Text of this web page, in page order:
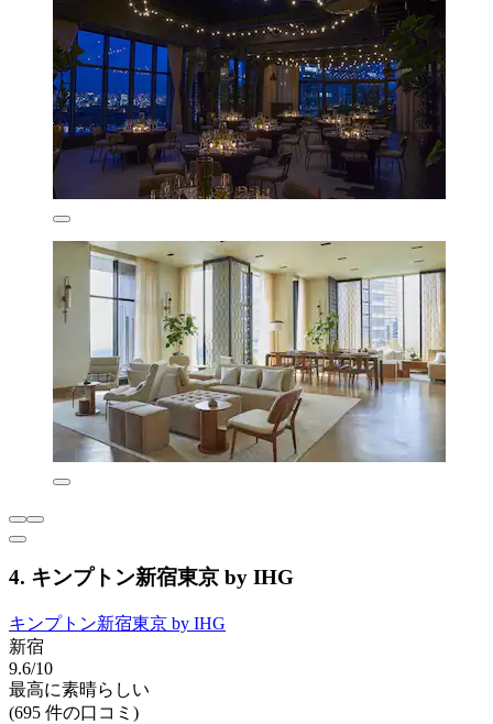
4. キンプトン新宿東京 by IHG
キンプトン新宿東京 by IHG
新宿
9.6/10
最高に素晴らしい
(695 件の口コミ)